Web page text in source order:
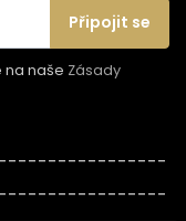
Připojit se
na naše Zásady